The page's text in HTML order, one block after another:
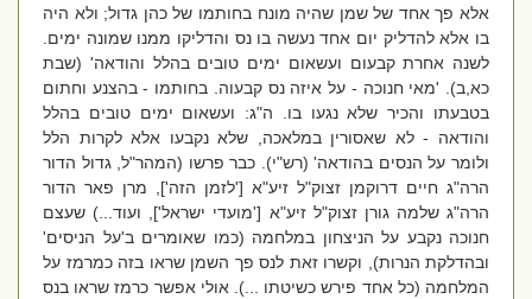
אלא פך אחד של שמן שהיה מונח בחותמו של כהן גדול; ולא היה
בו אלא להדליק יום אחד נעשה בו נס והדליקו ממנו שמונה ימים.
לשנה אחרת קבעום ועשאום ימים טובים בהלל והודאה' (שבת
כא,ב). 'מאי חנוכה - על איזה נס קבעוה. בחותמו - בהצנע וחתום
בטבעתו והכיר שלא נגעו בו. ה"ג: ועשאום ימים טובים בהלל
והודאה - לא שאסורין במלאכה, שלא נקבעו אלא לקרות הלל
ולומר על הנסים בהודאה' (רש"י). כבר פרשו (המהר"ל, גדול הדור
הרה"ג חיים דרוקמן זצוק"ל זיע"א ['לזמן הזה'], מרן פאר הדור
הרה"ג שלמה גורן זצוק"ל זיע"א ['מועדי ישראל'], ועוד...) שעצם
חנוכה נקבע על הניצחון במלחמה (כמו שאומרים ב'על הניסים'
ובהדלקת הנרות), וקשרו זאת לנס פך השמן שראו בזה כמרמז על
המלחמה (כל אחד פירש כשיטתו ...). אולי אפשר כרמז שראו בנס